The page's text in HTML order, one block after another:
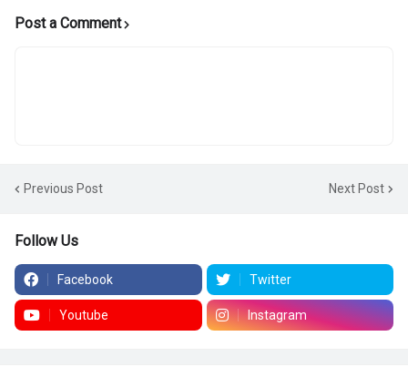
Post a Comment
Previous Post Next Post
Follow Us
Facebook Twitter
Youtube Instagram